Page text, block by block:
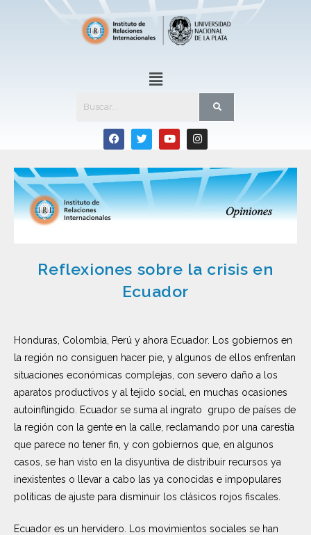
Reflexiones sobre la crisis en
Ecuador
Honduras, Colombia, Perú y ahora Ecuador. Los gobiernos en
la región no consiguen hacer pie, y algunos de ellos enfrentan
situaciones económicas complejas, con severo daño a los
aparatos productivos y al tejido social, en muchas ocasiones
autoinflingido. Ecuador se suma al ingrato grupo de países de
la región con la gente en la calle, reclamando por una carestía
que parece no tener fin, y con gobiernos que, en algunos
casos, se han visto en la disyuntiva de distribuir recursos ya
inexistentes o llevar a cabo las ya conocidas e impopulares
políticas de ajuste para disminuir los clásicos rojos fiscales.
Ecuador es un hervidero. Los movimientos sociales se han